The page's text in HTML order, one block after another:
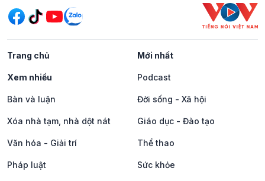
Trang chủ Mới nhất
Xem nhiều Podcast
Bàn và luận Đời sống - Xã hội
Xóa nhà tạm, nhà dột nát Giáo dục - Đào tạo
Văn hóa - Giải trí Thể thao
Pháp luật Sức khỏe